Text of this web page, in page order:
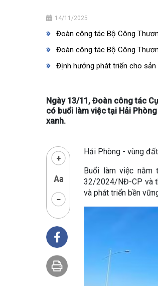
14/11/2025
Đoàn công tác Bộ Công
Đoàn công tác Bộ Công
Định hướng phát triển cho
Ngày 13/11, Đoàn công tác
có buổi làm việc tại Hải
xanh.
Hải Phòng - vùng
Buổi làm việc
32/2024/NĐ-CP và
và phát triển bền